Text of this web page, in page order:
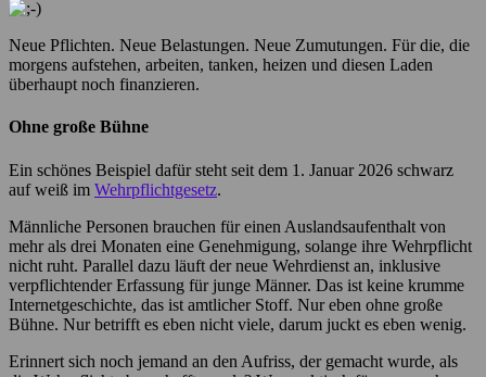
Neue Pflichten. Neue Belastungen. Neue Zumutungen. Für die, die
morgens aufstehen, arbeiten, tanken, heizen und diesen Laden
überhaupt noch finanzieren.
Ohne große Bühne
Ein schönes Beispiel dafür steht seit dem 1. Januar 2026 schwarz
auf weiß im Wehrpflichtgesetz.
Männliche Personen brauchen für einen Auslandsaufenthalt von
mehr als drei Monaten eine Genehmigung, solange ihre Wehrpflicht
nicht ruht. Parallel dazu läuft der neue Wehrdienst an, inklusive
verpflichtender Erfassung für junge Männer. Das ist keine krumme
Internetgeschichte, das ist amtlicher Stoff. Nur eben ohne große
Bühne. Nur betrifft es eben nicht viele, darum juckt es eben wenig.
Erinnert sich noch jemand an den Aufriss, der gemacht wurde, als